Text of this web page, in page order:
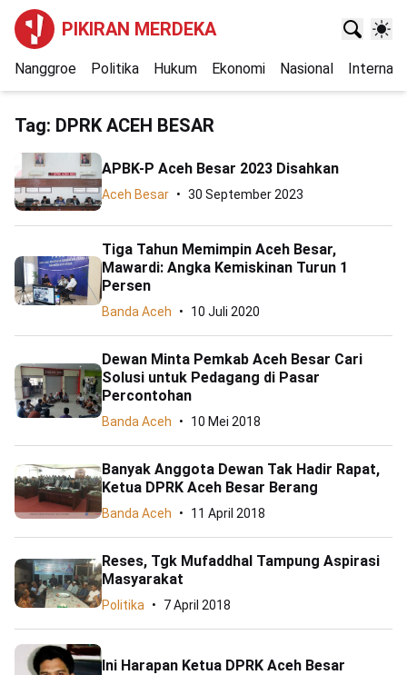
PIKIRAN MERDEKA
Nanggroe Politika Hukum Ekonomi Nasional
Tag: DPRK ACEH BESAR
APBK-P Aceh Besar 2023 Disahkan
Aceh Besar 30 September 2023
Tiga Tahun Memimpin Aceh Besar,
Mawardi: Angka Kemiskinan Turun 1
Persen
Banda Aceh 10 Juli 2020
Dewan Minta Pemkab Aceh Besar Cari
Solusi untuk Pedagang di Pasar
Percontohan
Banda Aceh 10 Mei 2018
Banyak Anggota Dewan Tak Hadir Rapat,
Ketua DPRK Aceh Besar Berang
Banda Aceh 11 April 2018
Reses, Tgk Mufaddhal Tampung Aspirasi
Masyarakat
Politika 7 April 2018
Ini Harapan Ketua DPRK Aceh Besar